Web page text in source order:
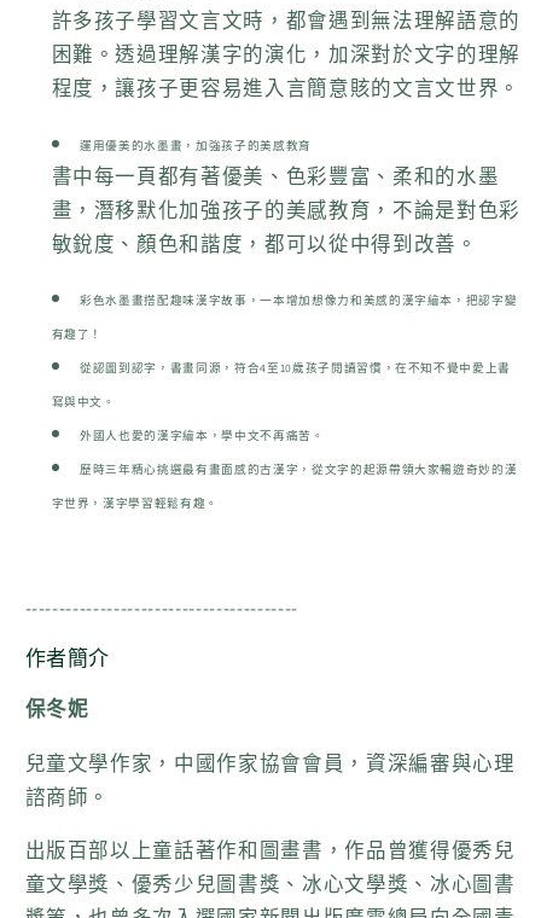
許多孩子學習文言文時，都會遇到無法理解語意的
困難。透過理解漢字的演化，加深對於文字的理解
程度，讓孩子更容易進入言簡意賅的文言文世界。
運用優美的水墨畫，加強孩子的美感教育
書中每一頁都有著優美、色彩豐富、柔和的水墨
畫，潛移默化加強孩子的美感教育，不論是對色彩
敏銳度、顏色和諧度，都可以從中得到改善。
彩色水墨畫搭配趣味漢字故事，一本增加想像力和美感的漢字繪本，把認字變
有趣了！
從認圖到認字，書畫同源，符合4至10歲孩子閱讀習慣，在不知不覺中愛上書
寫與中文。
外國人也愛的漢字繪本，學中文不再痛苦。
歷時三年精心挑選最有畫面感的古漢字，從文字的起源帶領大家暢遊奇妙的漢
字世界，漢字學習輕鬆有趣。
----------------------------------------
作者簡介
保冬妮
兒童文學作家，中國作家協會會員，資深編審與心理
諮商師。
出版百部以上童話著作和圖畫書，作品曾獲得優秀兒
童文學獎、優秀少兒圖書獎、冰心文學獎、冰心圖書